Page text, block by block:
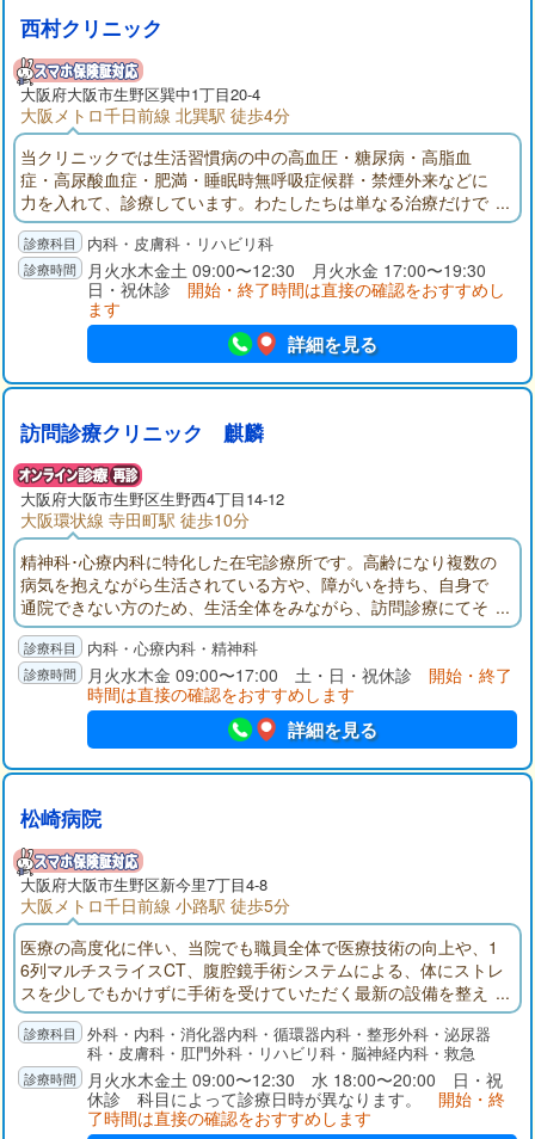
西村クリニック
大阪府大阪市生野区巽中1丁目20-4
大阪メトロ千日前線 北巽駅 徒歩4分
当クリニックでは生活習慣病の中の高血圧・糖尿病・高脂血
症・高尿酸血症・肥満・睡眠時無呼吸症候群・禁煙外来などに
力を入れて、診療しています。わたしたちは単なる治療だけで
なく、対話を重視した診療を心がけ、患者さんが安心して相談
できる環境づくりに努めております。訪問診療、訪問看護も実
施しています。
内科・皮膚科・リハビリ科
月火水木金土 09:00〜12:30 月火水金 17:00〜19:30
日・祝休診 開始・終了時間は直接の確認をおすすめし
ます
詳細を見る
訪問診療クリニック 麒麟
大阪府大阪市生野区生野西4丁目14-12
大阪環状線 寺田町駅 徒歩10分
精神科･心療内科に特化した在宅診療所です。高齢になり複数の
病気を抱えながら生活されている方や、障がいを持ち、自身で
通院できない方のため、生活全体をみながら、訪問診療にてそ
の人の人生に相応しい治療を行います。
内科・心療内科・精神科
月火水木金 09:00〜17:00 土・日・祝休診 開始・終了
時間は直接の確認をおすすめします
詳細を見る
松崎病院
大阪府大阪市生野区新今里7丁目4-8
大阪メトロ千日前線 小路駅 徒歩5分
医療の高度化に伴い、当院でも職員全体で医療技術の向上や、1
6列マルチスライスCT、腹腔鏡手術システムによる、体にストレ
スを少しでもかけずに手術を受けていただく最新の設備を整え
ております。在宅での訪問診療、住診、訪問リハビリ、訪問介
護も行っており、患者様が、退院後も安心して生活できるよう
に、身体介護や生活支援の医療サービスを提供しています。
外科・内科・消化器内科・循環器内科・整形外科・泌尿器
科・皮膚科・肛門外科・リハビリ科・脳神経内科・救急
月火水木金土 09:00〜12:30 水 18:00〜20:00 日・祝
休診 科目によって診療日時が異なります。 開始・終
了時間は直接の確認をおすすめします